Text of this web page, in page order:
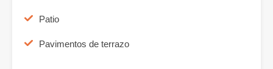
Patio
Pavimentos de terrazo